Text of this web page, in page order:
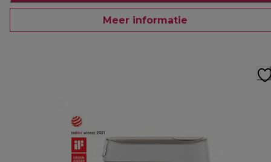
Meer informatie